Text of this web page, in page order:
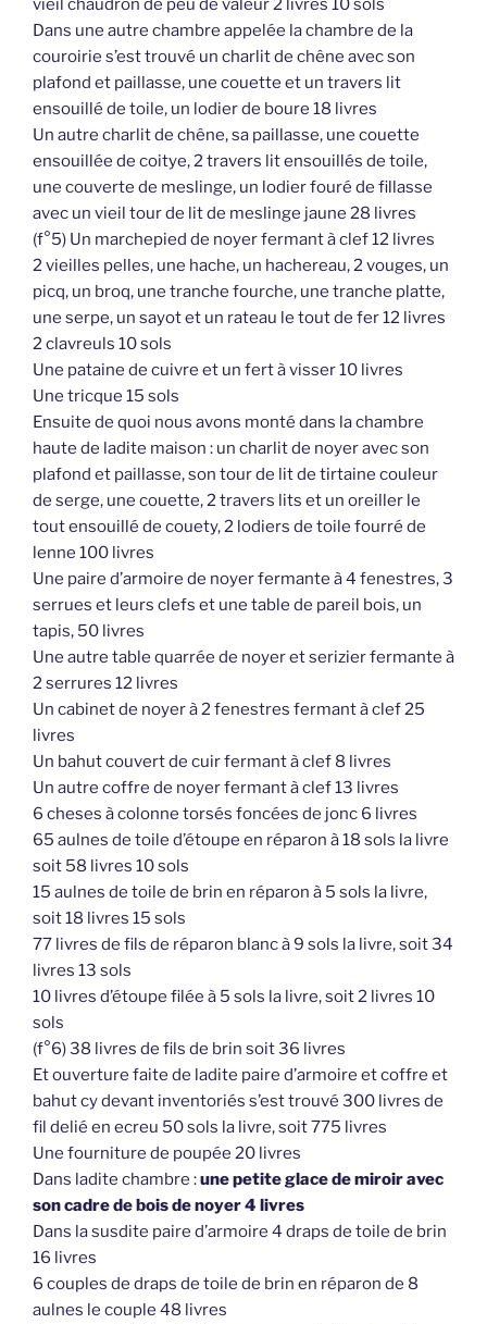
vieil chaudron de peu de valeur 2 livres 10 sols
Dans une autre chambre appelée la chambre de la
couroirie s’est trouvé un charlit de chêne avec son
plafond et paillasse, une couette et un travers lit
ensouillé de toile, un lodier de boure 18 livres
Un autre charlit de chêne, sa paillasse, une couette
ensouillée de coitye, 2 travers lit ensouillés de toile,
une couverte de meslinge, un lodier fouré de fillasse
avec un vieil tour de lit de meslinge jaune 28 livres
(f°5) Un marchepied de noyer fermant à clef 12 livres
2 vieilles pelles, une hache, un hachereau, 2 vouges, un
picq, un broq, une tranche fourche, une tranche platte,
une serpe, un sayot et un rateau le tout de fer 12 livres
2 clavreuls 10 sols
Une pataine de cuivre et un fert à visser 10 livres
Une tricque 15 sols
Ensuite de quoi nous avons monté dans la chambre
haute de ladite maison : un charlit de noyer avec son
plafond et paillasse, son tour de lit de tirtaine couleur
de serge, une couette, 2 travers lits et un oreiller le
tout ensouillé de couety, 2 lodiers de toile fourré de
lenne 100 livres
Une paire d’armoire de noyer fermante à 4 fenestres, 3
serrues et leurs clefs et une table de pareil bois, un
tapis, 50 livres
Une autre table quarrée de noyer et serizier fermante à
2 serrures 12 livres
Un cabinet de noyer à 2 fenestres fermant à clef 25
livres
Un bahut couvert de cuir fermant à clef 8 livres
Un autre coffre de noyer fermant à clef 13 livres
6 cheses à colonne torsés foncées de jonc 6 livres
65 aulnes de toile d’étoupe en réparon à 18 sols la livre
soit 58 livres 10 sols
15 aulnes de toile de brin en réparon à 5 sols la livre,
soit 18 livres 15 sols
77 livres de fils de réparon blanc à 9 sols la livre, soit 34
livres 13 sols
10 livres d’étoupe filée à 5 sols la livre, soit 2 livres 10
sols
(f°6) 38 livres de fils de brin soit 36 livres
Et ouverture faite de ladite paire d’armoire et coffre et
bahut cy devant inventoriés s’est trouvé 300 livres de
fil delié en ecreu 50 sols la livre, soit 775 livres
Une fourniture de poupée 20 livres
Dans ladite chambre :une petite glace de miroir avec
son cadre de bois de noyer 4 livres
Dans la susdite paire d’armoire 4 draps de toile de brin
16 livres
6 couples de draps de toile de brin en réparon de 8
aulnes le couple 48 livres